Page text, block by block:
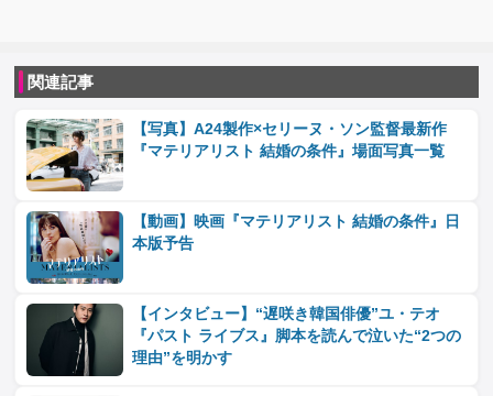
関連記事
【写真】A24製作×セリーヌ・ソン監督最新作
『マテリアリスト 結婚の条件』場面写真一覧
【動画】映画『マテリアリスト 結婚の条件』日
本版予告
【インタビュー】“遅咲き韓国俳優”ユ・テオ
『パスト ライブス』脚本を読んで泣いた“2つの
理由”を明かす